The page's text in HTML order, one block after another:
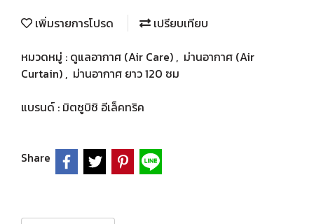
เพิ่มรายการโปรด
เปรียบเทียบ
หมวดหมู่ : ดูแลอากาศ (Air Care) , ม่านอากาศ (Air
Curtain) , ม่านอากาศ ยาว 120 ซม
แบรนด์ : มิตซูบิชิ อีเล็คทริค
Share